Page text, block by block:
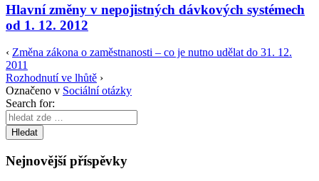
Hlavní změny v nepojistných dávkových systémech
od 1. 12. 2012
‹ Změna zákona o zaměstnanosti – co je nutno udělat do 31. 12.
2011
Rozhodnutí ve lhůtě ›
Označeno v Sociální otázky
Search for:
Nejnovější příspěvky